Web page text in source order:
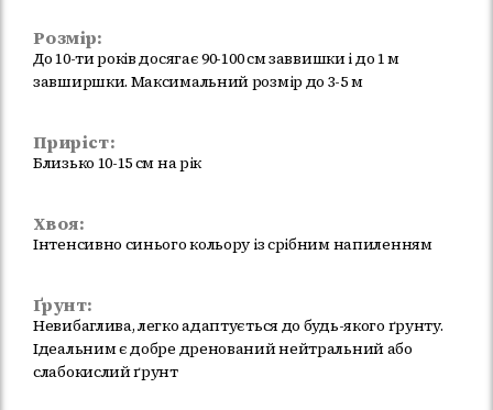
Розмір:
До 10-ти років досягає 90-100 см заввишки і до 1 м
завширшки. Максимальний розмір до 3-5 м
Приріст:
Близько 10-15 см на рік
Хвоя:
Інтенсивно синього кольору із срібним напиленням
Ґрунт:
Невибаглива, легко адаптується до будь-якого ґрунту.
Ідеальним є добре дренований нейтральний або
слабокислий ґрунт